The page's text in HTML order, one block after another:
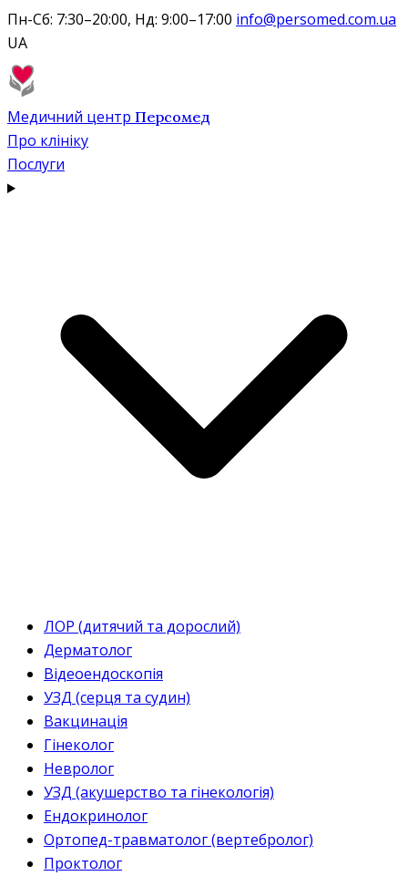
Пн-Сб: 7:30–20:00, Нд: 9:00–17:00 info@persomed.com.ua
UA
Медичний центр Персомед
Про клініку
Послуги
ЛОР (дитячий та дорослий)
Дерматолог
Відеоендоскопія
УЗД (серця та судин)
Вакцинація
Гінеколог
Невролог
УЗД (акушерство та гінекологія)
Ендокринолог
Ортопед-травматолог (вертебролог)
Проктолог